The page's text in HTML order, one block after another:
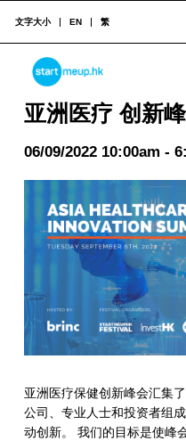
亚洲医疗 创新峰会 -
STARTMEUPHK
STARTMEUPHK FESTIVAL IS THE LEADING STARTUP AND INNOVATION CONFERENCE EVENT IN HONG KONG
文字大小 EN 繁
亚洲医疗 创新
06/09/2022 10:00am -
亚洲医疗保健创新峰会汇集
公司、专业人士和投资者组
动创新。 我们的目标是使峰